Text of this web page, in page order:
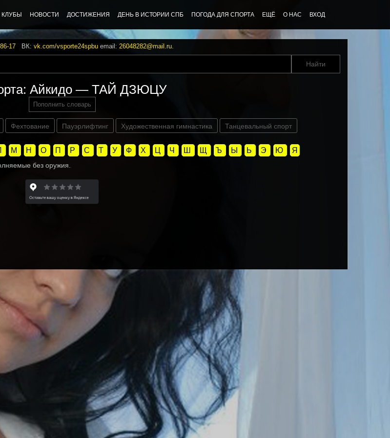
КЛУБЫ НОВОСТИ ДОСТИЖЕНИЯ ДЕНЬ В ИСТОРИИ СПБ ПОГОДА ДЛЯ СПОРТА ЕЩЁ О НАС ВХОД
17 ВК: vk.com/vsporte24spbu email: 26048282@mail.ru.
Айкидо — ТАЙ ДЗЮЦУ
Пополнить словарь
Фехтование Пауэрлифтинг Художественная гимнастика Танцевальный спорт
М Н О П Р С Т У Ф Х Ц Ч Ш Щ Ъ Ы Ь Э Ю Я
без оружия.